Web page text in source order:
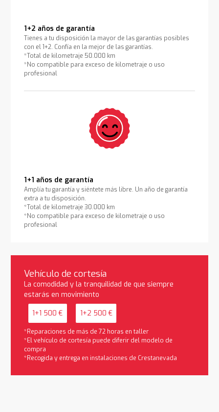
1+2 años de garantía
Tienes a tu disposición la mayor de las garantías posibles
con el 1+2. Confía en la mejor de las garantías.
*Total de kilometraje 50.000 km
*No compatible para exceso de kilometraje o uso
profesional
1+1 años de garantía
Amplía tu garantía y siéntete más libre. Un año de garantía
extra a tu disposición.
*Total de kilometraje 30.000 km
*No compatible para exceso de kilometraje o uso
profesional
Vehículo de cortesía
La comodidad y la tranquilidad de que siempre
estarás en movimiento
1+1 500 € 1+2 500 €
*Reparaciones de más de 72 horas en taller
*El vehículo de cortesía puede diferir del modelo de
compra
*Recogida y entrega en instalaciones de Crestanevada